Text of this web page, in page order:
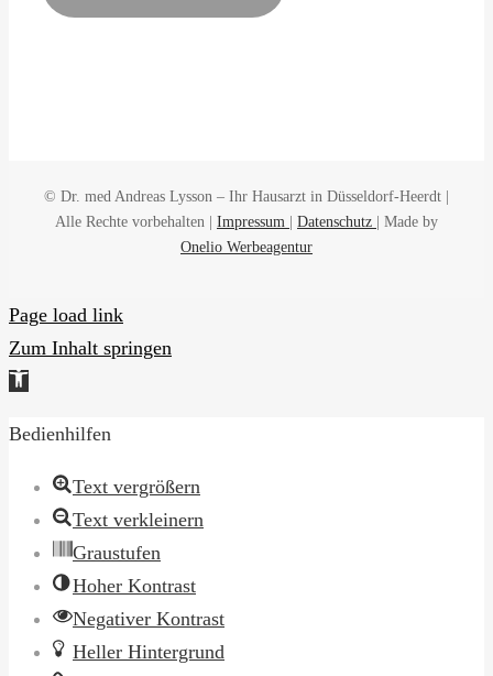
© Dr. med Andreas Lysson – Ihr Hausarzt in Düsseldorf-Heerdt |
Alle Rechte vorbehalten | Impressum Datenschutz
| Made by
Onelio Werbeagentur
Page load link
Zum Inhalt springen
Werkzeugleiste
Bedienhilfen
Text vergrößern
Text verkleinern
Graustufen
Hoher Kontrast
Negativer Kontrast
Heller Hintergrund